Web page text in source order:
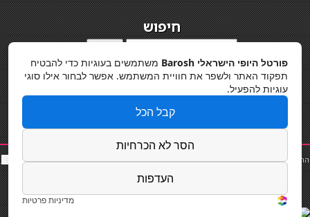
חיפוש
מדיניות פרטיות
החלקות שיער|תאורה לבית|פאות ותוספות שיער|נייל סטודיו|תוספות שיער|שף פרטי|כ
סאות
פורטל היופי הישראלי Barosh
משתמשים בעוגיות כדי להבטיח
תפקוד האתר ולשפר את חוויית המשתמש. אפשר לבחור אילו סוגי
עוגיות להפעיל.
קבל הכל
הסר לא הכרחיות
העדפות
מדיניות פרטיות